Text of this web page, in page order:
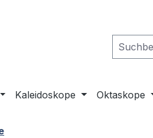
Kaleidoskope Oktaskope